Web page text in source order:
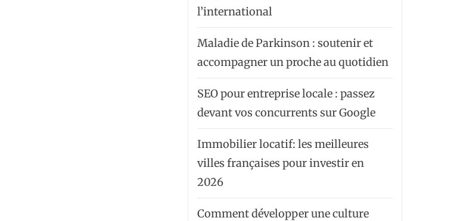
l’international
Maladie de Parkinson : soutenir et
accompagner un proche au quotidien
SEO pour entreprise locale : passez
devant vos concurrents sur Google
Immobilier locatif: les meilleures
villes françaises pour investir en
2026
Comment développer une culture